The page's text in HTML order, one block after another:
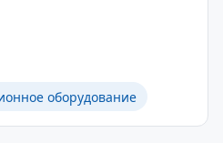
оборудование